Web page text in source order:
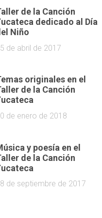
de la Canción
dedicado al Día
Niño
de abril de 2017
originales en el
de la Canción
de enero de 2018
y poesía en el
de la Canción
de septiembre de 2017